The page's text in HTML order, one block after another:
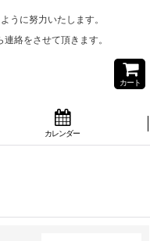
うに努力いたします。
絡をさせて頂きます。
カート
カレンダー